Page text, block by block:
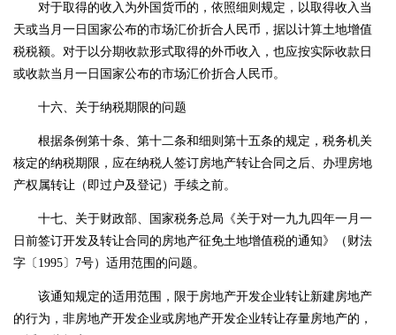
对于取得的收入为外国货币的，依照细则规定，以取得收入当
天或当月一日国家公布的市场汇价折合人民币，据以计算土地增值
税税额。对于以分期收款形式取得的外币收入，也应按实际收款日
或收款当月一日国家公布的市场汇价折合人民币。
十六、关于纳税期限的问题
根据条例第十条、第十二条和细则第十五条的规定，税务机关
核定的纳税期限，应在纳税人签订房地产转让合同之后、办理房地
产权属转让（即过户及登记）手续之前。
十七、关于财政部、国家税务总局《关于对一九九四年一月一
日前签订开发及转让合同的房地产征免土地增值税的通知》（财法
字〔 1995〕7号）适用范围的问题。
该通知规定的适用范围，限于房地产开发企业转让新建房地产
的行为，非房地产开发企业或房地产开发企业转让存量房地产的，